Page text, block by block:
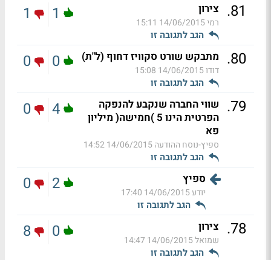
81
. צירון
רמי14/06/2015 15:11
הגב לתגובה זו
1
1
80
. מתבקש שורט סקוויז דחוף (ל"ת)
דודו14/06/2015 15:08
הגב לתגובה זו
0
0
79
. שווי החברה שנקבע להנפקה
הפרטית הינו 5 )חמישה( מיליון
פא
ספיץ-נוסח ההודעה14/06/2015 14:52
הגב לתגובה זו
4
0
ספיץ
יודע14/06/2015 17:40
הגב לתגובה זו
2
0
78
. צירון
שמואל14/06/2015 14:47
הגב לתגובה זו
0
8